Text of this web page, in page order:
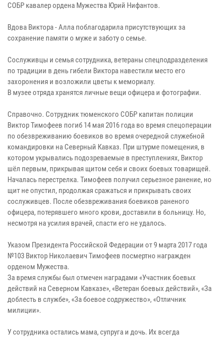
СОБР кавалер ордена Мужества Юрий Нифантов.
Вдова Виктора - Алла поблагодарила присутствующих за
сохранение памяти о муже и заботу о семье.
Сослуживцы и семья сотрудника, ветераны спецподразделения
по традиции в день гибели Виктора навестили место его
захоронения и возложили цветы к мемориалу.
В музее отряда хранятся личные вещи офицера и фотографии.
Справочно. Сотрудник тюменского СОБР капитан полиции
Виктор Тимофеев погиб 14 мая 2016 года во время спецоперации
по обезвреживанию боевиков во время очередной служебной
командировки на Северный Кавказ. При штурме помещения, в
котором укрывались подозреваемые в преступлениях, Виктор
шёл первым, прикрывая щитом себя и своих боевых товарищей.
Началась перестрелка. Тимофеев получил серьезное ранение, но
щит не опустил, продолжая сражаться и прикрывать своих
сослуживцев. После обезвреживания боевиков раненого
офицера, потерявшего много крови, доставили в больницу. Но,
несмотря на усилия врачей, спасти его не удалось.
Указом Президента Российской Федерации от 9 марта 2017 года
№103 Виктор Николаевич Тимофеев посмертно награжден
орденом Мужества.
За время службы был отмечен наградами «Участник боевых
действий на Северном Кавказе», «Ветеран боевых действий», «За
доблесть в службе», «За боевое содружество», «Отличник
милиции».
У сотрудника остались мама, супруга и дочь. Их всегда